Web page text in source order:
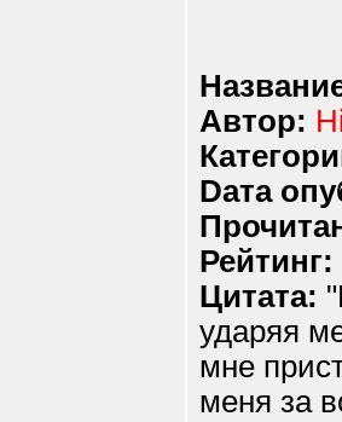
Автор:
Dата
Рейтинг:
Цитата:
ударяя
мне
меня за